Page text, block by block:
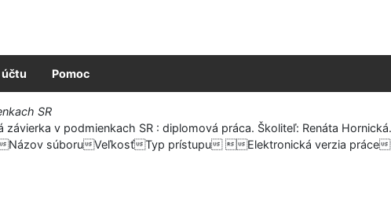
účtu Pomoc
SR
závierka v podmienkach SR : diplomová práca. Školiteľ: Renáta
súboruVeľkosťTyp prístupu Elektronická verzia práce